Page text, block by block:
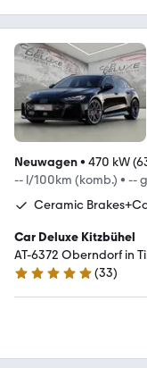
Neuwagen• 470 kW
-- l/100km (komb.) • --
Ceramic
Car Deluxe Kitzbühel
AT-6372 Oberndorf in
4.8 Sterne
(33)